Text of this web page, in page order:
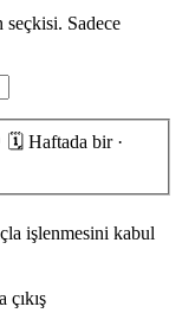
seçkisi. Sadece
🗓 Haftada bir ·
işlenmesini kabul